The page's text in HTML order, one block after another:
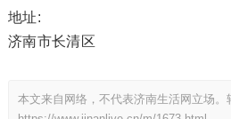
地址:
济南市长清区
本文来自网络，不代表济南生活网立场。